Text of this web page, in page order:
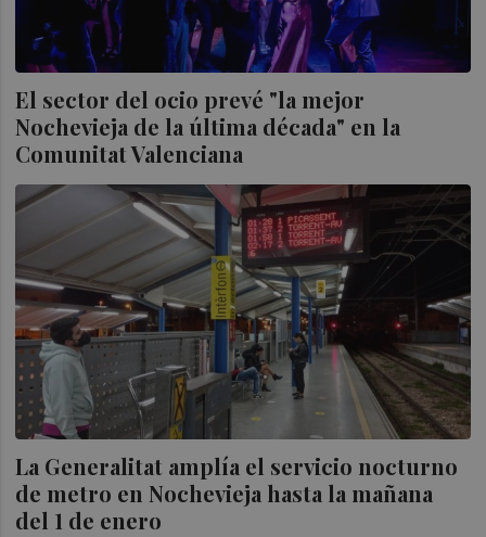
El sector del ocio prevé "la mejor
Nochevieja de la última década" en la
Comunitat Valenciana
La Generalitat amplía el servicio nocturno
de metro en Nochevieja hasta la mañana
del 1 de enero